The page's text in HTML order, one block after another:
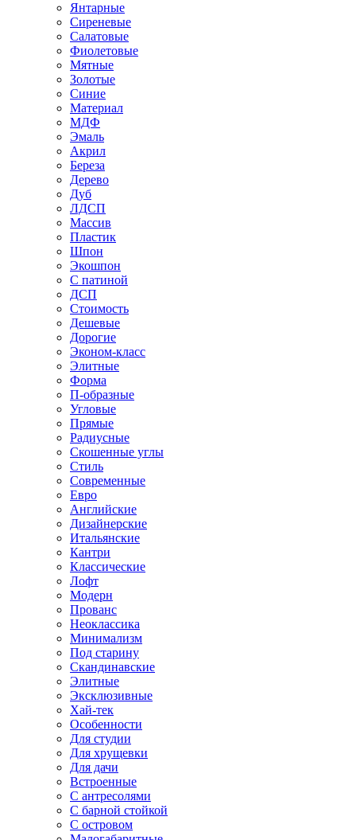
Янтарные
Сиреневые
Салатовые
Фиолетовые
Мятные
Золотые
Синие
Материал
МДФ
Эмаль
Акрил
Береза
Дерево
Дуб
ЛДСП
Массив
Пластик
Шпон
Экошпон
С патиной
ДСП
Стоимость
Дешевые
Дорогие
Эконом-класс
Элитные
Форма
П-образные
Угловые
Прямые
Радиусные
Скошенные углы
Стиль
Современные
Евро
Английские
Дизайнерские
Итальянские
Кантри
Классические
Лофт
Модерн
Прованс
Неоклассика
Минимализм
Под старину
Скандинавские
Элитные
Эксклюзивные
Хай-тек
Особенности
Для студии
Для хрущевки
Для дачи
Встроенные
С антресолями
С барной стойкой
С островом